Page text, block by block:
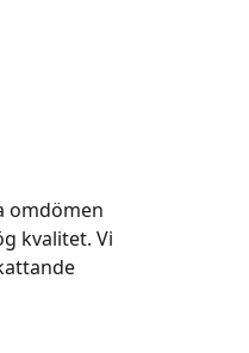
omdömen
kvalitet. Vi